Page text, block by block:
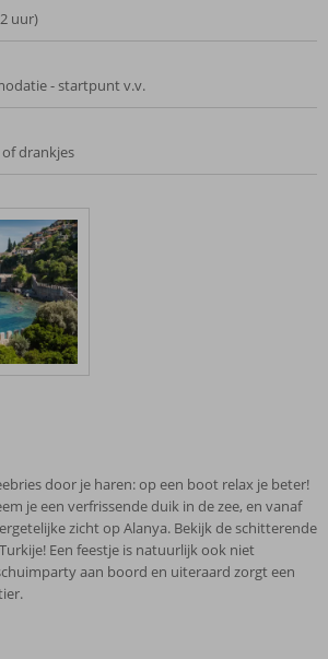
uur)
- startpunt v.v.
drankjes
door je haren: op een boot relax je beter!
je een verfrissende duik in de zee, en vanaf
zicht op Alanya. Bekijk de schitterende
Een feestje is natuurlijk ook niet
aan boord en uiteraard zorgt een